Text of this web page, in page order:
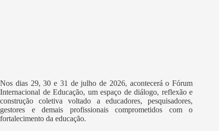
Nos dias 29, 30 e 31 de julho de 2026, acontecerá o Fórum
Internacional de Educação, um espaço de diálogo, reflexão e
construção coletiva voltado a educadores, pesquisadores,
gestores e demais profissionais comprometidos com o
fortalecimento da educação.